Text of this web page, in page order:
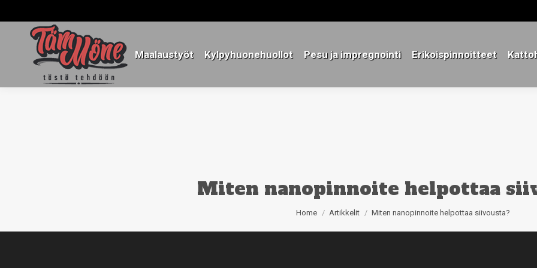
Maalaustyöt Kylpyhuonehuollot Pesu ja impregnointi Erikoispinnoitteet
Miten nanopinnoite helpottaa
You are here:
Home Artikkelit Miten nanopinnoite helpottaa siivousta?
Maalaustyöt Kylpyhuonehuollot Pesu ja impregnointi Erikoispinnoitteet